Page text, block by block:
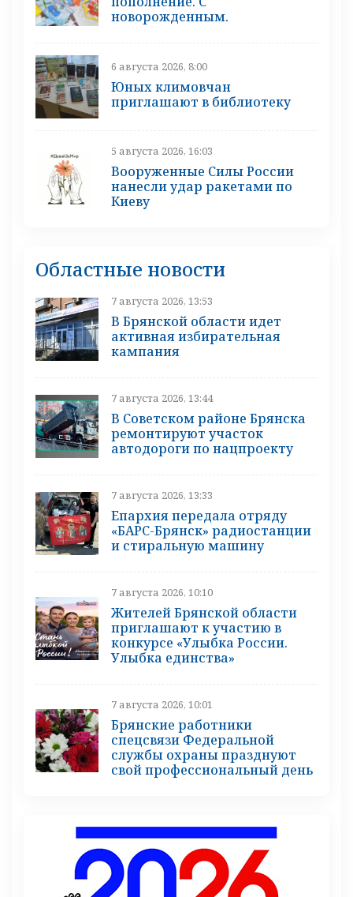
новорожденным.
6 августа 2026, 8:00
Юных климовчан
приглашают в библиотеку
5 августа 2026, 16:03
Вооруженные Силы России
нанесли удар ракетами по
Киеву
Областные новости
7 августа 2026, 13:53
В Брянской области идет
активная избирательная
кампания
7 августа 2026, 13:44
В Советском районе Брянска
ремонтируют участок
автодороги по нацпроекту
7 августа 2026, 13:33
Епархия передала отряду
«БАРС-Брянск» радиостанции
и стиральную машину
7 августа 2026, 10:10
Жителей Брянской области
приглашают к участию в
конкурсе «Улыбка России.
Улыбка единства»
7 августа 2026, 10:01
Брянские работники
спецсвязи Федеральной
службы охраны празднуют
свой профессиональный день